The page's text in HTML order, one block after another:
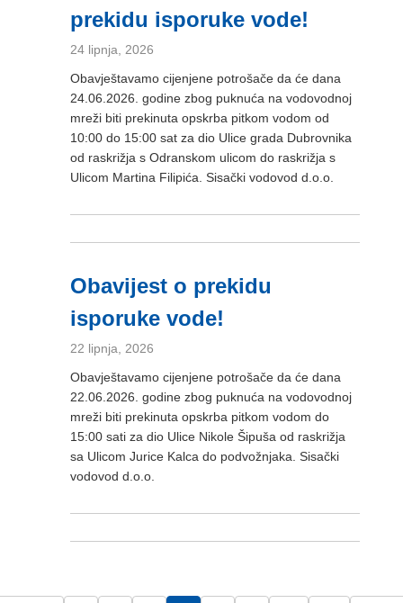
prekidu isporuke vode!
24 lipnja, 2026
Obavještavamo cijenjene potrošače da će dana
24.06.2026. godine zbog puknuća na vodovodnoj
mreži biti prekinuta opskrba pitkom vodom od
10:00 do 15:00 sat za dio Ulice grada Dubrovnika
od raskrižja s Odranskom ulicom do raskrižja s
Ulicom Martina Filipića. Sisački vodovod d.o.o.
Obavijest o prekidu
isporuke vode!
22 lipnja, 2026
Obavještavamo cijenjene potrošače da će dana
22.06.2026. godine zbog puknuća na vodovodnoj
mreži biti prekinuta opskrba pitkom vodom do
15:00 sati za dio Ulice Nikole Šipuša od raskrižja
sa Ulicom Jurice Kalca do podvožnjaka. Sisački
vodovod d.o.o.